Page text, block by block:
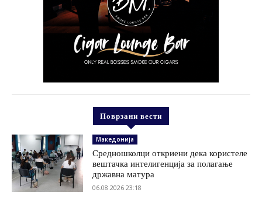
Поврзани вести
Македонија
Средношколци откриени дека користеле
вештачка интелигенција за полагање
државна матура
06.08.2026 23:18